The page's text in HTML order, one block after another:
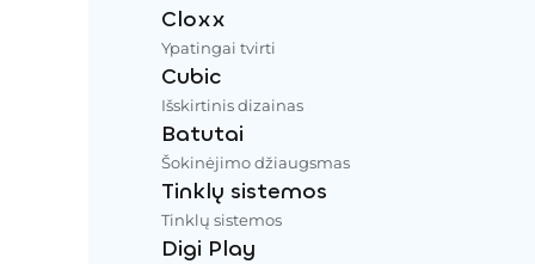
Cloxx
Ypatingai tvirti
Cubic
Išskirtinis dizainas
Batutai
Šokinėjimo džiaugsmas
Tinklų sistemos
Tinklų sistemos
Digi Play